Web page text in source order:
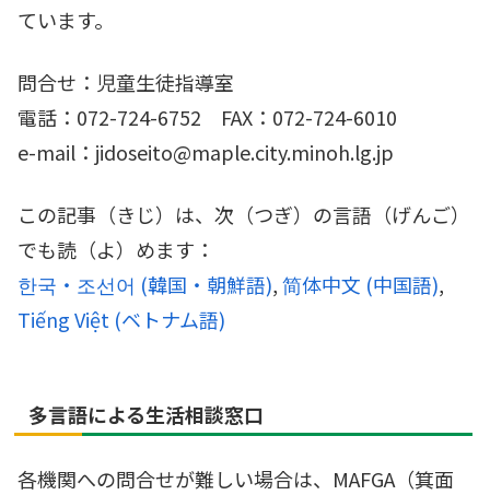
ています。
問合せ：児童生徒指導室
電話：072-724-6752 FAX：072-724-6010
e-mail：jidoseito@maple.city.minoh.lg.jp
この記事（きじ）は、次（つぎ）の言語（げんご）
でも読（よ）めます：
한국・조선어 (韓国・朝鮮語) 简体中文 (中国語)
Tiếng Việt (ベトナム語)
多言語による生活相談窓口
各機関への問合せが難しい場合は、MAFGA（箕面